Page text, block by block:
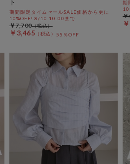
ト
期間限定タイムセールSALE価格から更に
10%OFF! 8/10 10:00まで
￥3,465 55％OFF
￥7,700
期